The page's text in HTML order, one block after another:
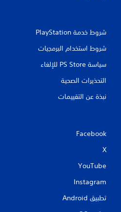
شروط خدمة PlayStation‏
شروط استخدام البرمجيات
سياسة PS Store للإلغاء
التحذيرات الصحية
نبذة عن التقييمات
Facebook
X
YouTube
Instagram
تطبيق Android‏